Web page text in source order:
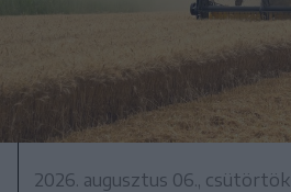
2026. augusztus 06., csütörtök